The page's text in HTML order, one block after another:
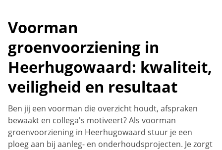
Voorman
groenvoorziening in
Heerhugowaard: kwaliteit,
veiligheid en resultaat
Ben jij een voorman die overzicht houdt, afspraken
bewaakt en collega's motiveert? Als voorman
groenvoorziening in Heerhugowaard stuur je een
ploeg aan bij aanleg- en onderhoudsprojecten. Je zorgt